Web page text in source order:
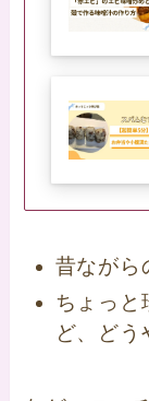
昔ながら
ちょっと
ど、どう